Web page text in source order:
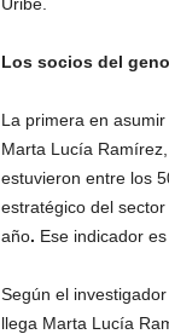
Los socios del
La primera en
Marta Lucía
estuvieron entre los
estratégico del
año. Ese indicador
Según el
llega Marta Lucía